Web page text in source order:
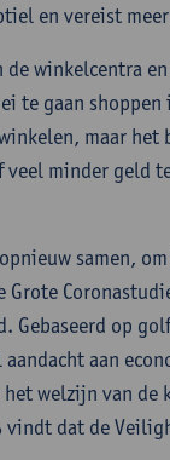
en vereist meer
winkelcentra
te gaan
maar
minder geld
samen,
Gebaseerd op
aan
welzijn van de
dat de